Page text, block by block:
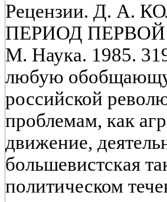
Рецензии. Д. А.
ПЕРИОД
М. Наука. 1985.
любую
российской
проблемам, как
движение,
большевистская
политическом